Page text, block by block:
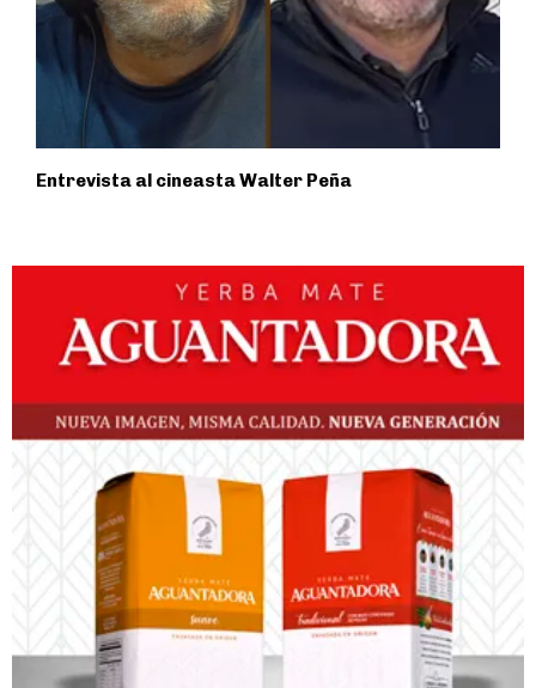
Entrevista al cineasta Walter Peña